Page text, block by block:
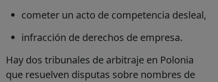
cometer un acto de competencia desleal,
infracción de derechos de empresa.
Hay dos tribunales de arbitraje en Polonia
que resuelven disputas sobre nombres de